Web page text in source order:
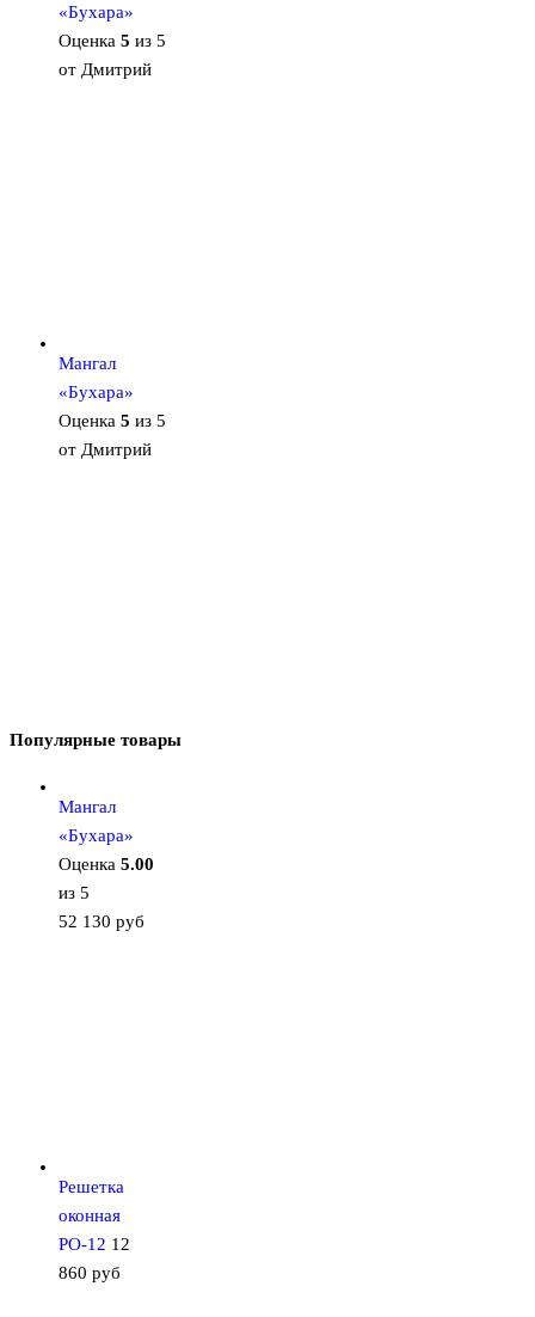
«Бухара»
Оценка 5 из 5
от Дмитрий
Мангал
«Бухара»
Оценка 5 из 5
от Дмитрий
Популярные товары
Мангал
«Бухара»
Оценка 5.00
из 5
52 130 руб
Решетка
оконная
РО-12 12
860 руб